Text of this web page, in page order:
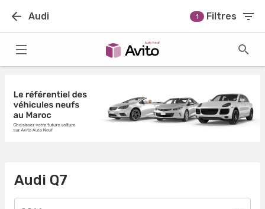
Audi 1 Filtres
Audi Q7